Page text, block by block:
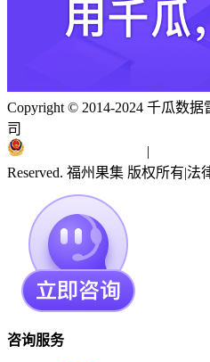
Copyright © 2014-2024 千瓜数据
司
|
Reserved. 福州果集 版权所有|法
咨询服务